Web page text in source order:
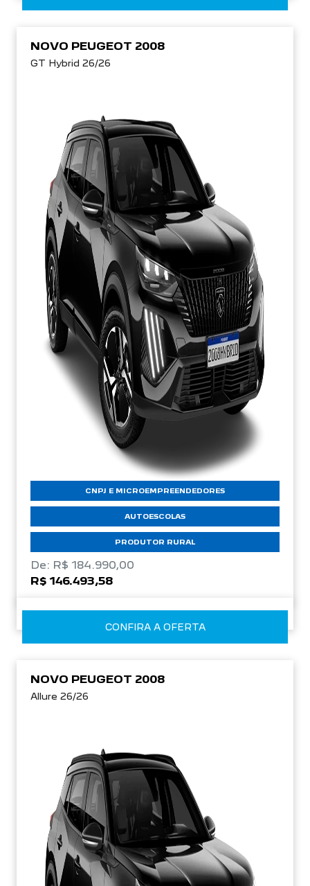
NOVO PEUGEOT 2008
GT Hybrid 26/26
CNPJ E MICROEMPREENDEDORES
AUTOESCOLAS
PRODUTOR RURAL
De: R$ 184.990,00
R$ 146.493,58
CONFIRA A OFERTA
NOVO PEUGEOT 2008
Allure 26/26